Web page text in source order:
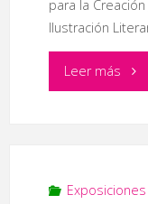
para la
Ilustración
Leer más"‘I